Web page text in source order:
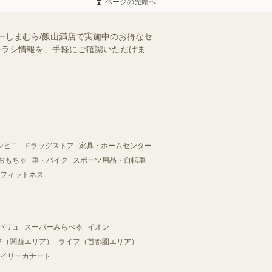
ページの先頭へ
しまむら/飯山満店で実施中のお得なセ
シ情報を、手軽にご確認いただけま
ビニ ドラッグストア
家具・ホームセンター
もちゃ 車・バイク
スポーツ用品・自転車
ィットネス
リュ スーパーみらべる
イオン
関西エリア）
ライフ（首都圏エリア）
リーカナート